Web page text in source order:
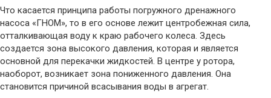
Что касается принципа работы погружного дренажного
насоса «ГНОМ», то в его основе лежит центробежная сила,
отталкивающая воду к краю рабочего колеса. Здесь
создается зона высокого давления, которая и является
основной для перекачки жидкостей. В центре у ротора,
наоборот, возникает зона пониженного давления. Она
становится причиной всасывания воды в агрегат.